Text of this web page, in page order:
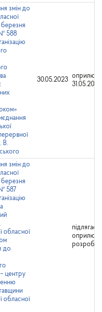
змін до
березня
588
В.
30.05.2023
31.05.2023
змін до
березня
587
обласної
до
центру
обласної
підлягає